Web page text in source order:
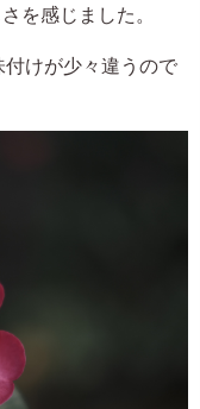
を感じました。
けが少々違うので